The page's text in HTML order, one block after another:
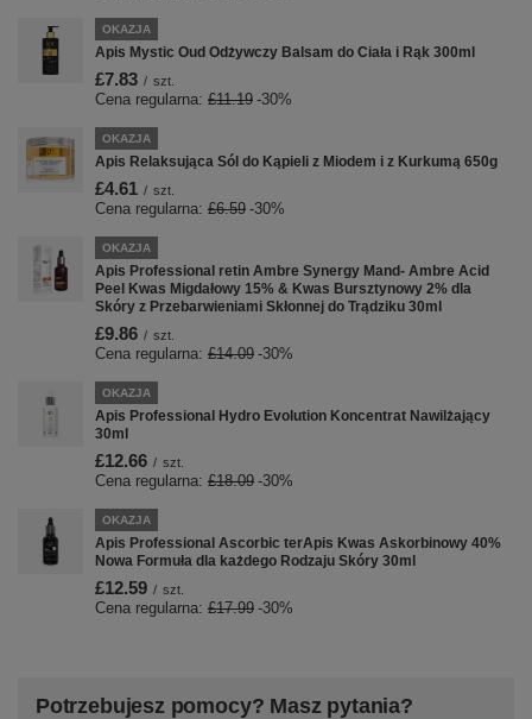
OKAZJA
Apis Mystic Oud Odżywczy Balsam do Ciała i Rąk 300ml
£7.83 / szt.
Cena regularna: £11.19 -30%
OKAZJA
Apis Relaksująca Sól do Kąpieli z Miodem i z Kurkumą 650g
£4.61 / szt.
Cena regularna: £6.59 -30%
OKAZJA
Apis Professional retin Ambre Synergy Mand- Ambre Acid
Peel Kwas Migdałowy 15% & Kwas Bursztynowy 2% dla
Skóry z Przebarwieniami Skłonnej do Trądziku 30ml
£9.86 / szt.
Cena regularna: £14.09 -30%
OKAZJA
Apis Professional Hydro Evolution Koncentrat Nawilżający
30ml
£12.66 / szt.
Cena regularna: £18.09 -30%
OKAZJA
Apis Professional Ascorbic terApis Kwas Askorbinowy 40%
Nowa Formuła dla każdego Rodzaju Skóry 30ml
£12.59 / szt.
Cena regularna: £17.99 -30%
Potrzebujesz pomocy? Masz pytania?